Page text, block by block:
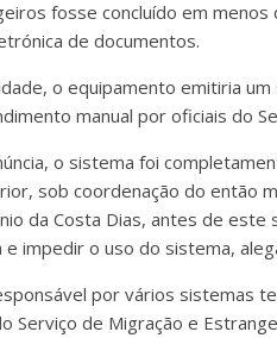
fosse concluído em
de documentos.
o equipamento emitiria
manual por oficiais do
o sistema foi
sob coordenação do então
da Costa Dias, antes de
e impedir o uso do sistema,
por vários sistemas
Serviço de Migração e